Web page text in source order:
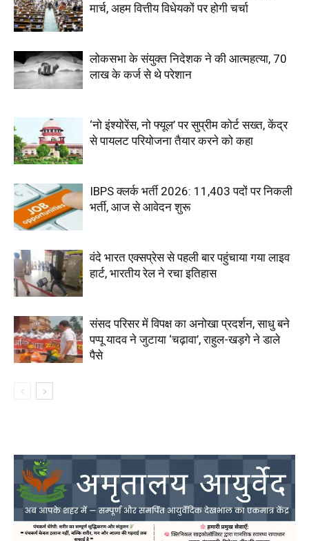
मार्च, अहम वित्तीय विधेयकों पर होगी चर्चा
लोकसभा के संयुक्त निदेशक ने की आत्महत्या, 70
लाख के कर्ज से थे परेशान
‘नो इंश्योरेंस, नो फ्यूल’ पर सुप्रीम कोर्ट सख्त, केंद्र
से पायलट परियोजना तैयार करने को कहा
IBPS क्लर्क भर्ती 2026: 11,403 पदों पर निकली
भर्ती, आज से आवेदन शुरू
वंदे भारत एक्सप्रेस से पहली बार पहुंचाया गया लाइव
हार्ट, भारतीय रेल ने रचा इतिहास
संसद परिसर में विपक्ष का अनोखा प्रदर्शन, साधु बने
पप्पू यादव ने जुटाया ‘चढ़ावा’, राहुल-खड़गे ने डाले
पैसे